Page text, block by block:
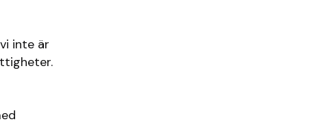
inte är